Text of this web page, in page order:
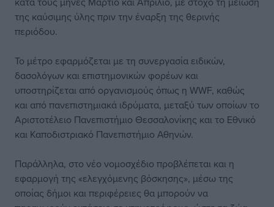
της καύσιμης ύλης πριν την έναρξη της θερινής
περιόδου.
Το μέτρο εφαρμόζεται με τη συνεργασία ειδικών,
δασολόγων και επιστημονικών φορέων και
υποστηρίζεται από οργανισμούς όπως η WWF, καθώς
και από πανεπιστημιακά ιδρύματα, μεταξύ των οποίων το
Αριστοτέλειο Πανεπιστήμιο Θεσσαλονίκης και το Εθνικό
και Καποδιστριακό Πανεπιστήμιο Αθηνών.
Παράλληλα, στο νέο νομοσχέδιο προβλέπεται και η
εφαρμογή της «ελεγχόμενης βόσκησης», μέσω της
οποίας δήμοι και περιφέρειες θα μπορούν να